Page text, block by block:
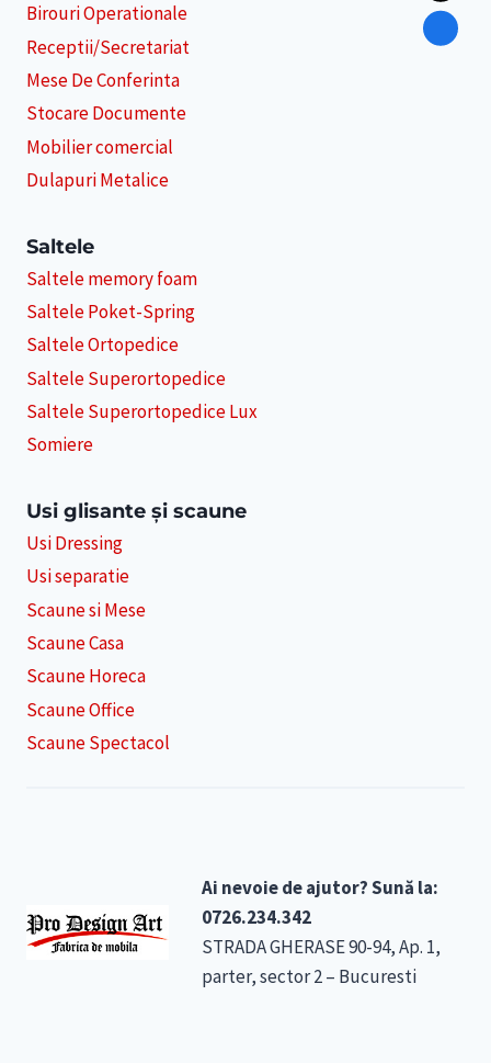
Birouri Operationale
Receptii/Secretariat
Mese De Conferinta
Stocare Documente
Mobilier comercial
Dulapuri Metalice
Saltele
Saltele memory foam
Saltele Poket-Spring
Saltele Ortopedice
Saltele Superortopedice
Saltele Superortopedice Lux
Somiere
Usi glisante și scaune
Usi Dressing
Usi separatie
Scaune si Mese
Scaune Casa
Scaune Horeca
Scaune Office
Scaune Spectacol
Ai nevoie de ajutor? Sună la:
0726.234.342
STRADA GHERASE 90-94, Ap. 1,
parter, sector 2 – Bucuresti